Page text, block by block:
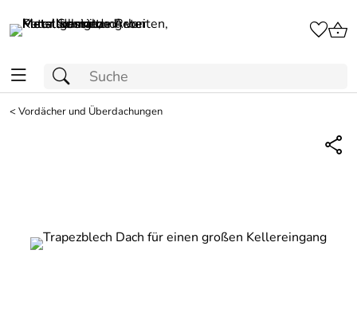
<Vordächer und Überdachungen